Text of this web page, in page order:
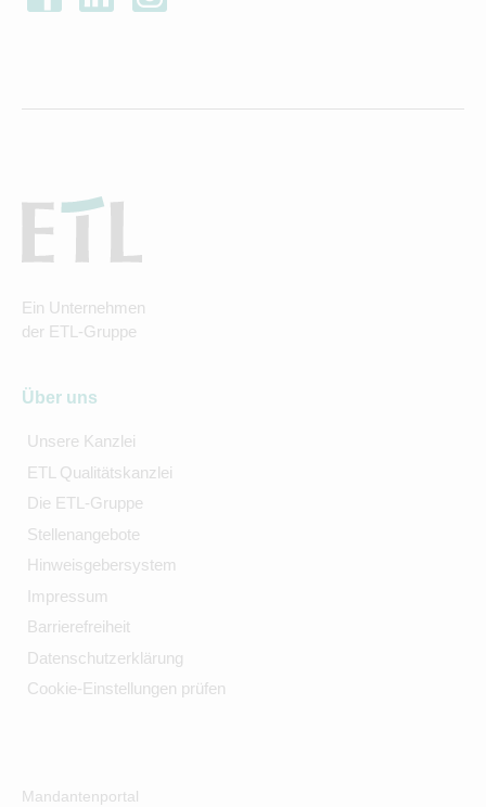
Ein Unternehmen
der ETL-Gruppe
Über uns
Unsere Kanzlei
ETL Qualitätskanzlei
Die ETL-Gruppe
Stellenangebote
Hinweisgebersystem
Impressum
Barrierefreiheit
Datenschutzerklärung
Cookie-Einstellungen prüfen
Mandantenportal